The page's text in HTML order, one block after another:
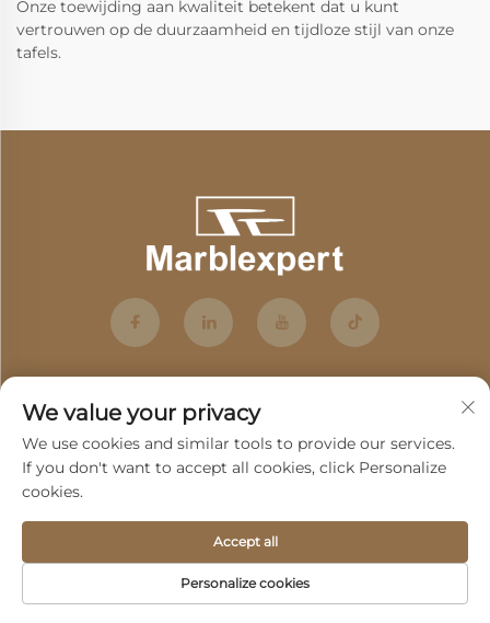
Onze toewijding aan kwaliteit betekent dat u kunt
vertrouwen op de duurzaamheid en tijdloze stijl van onze
tafels.
Privacybeleid
We value your privacy
We use cookies and similar tools to provide our services.
If you don't want to accept all cookies, click Personalize
cookies.
Personalize cookies
Accept all